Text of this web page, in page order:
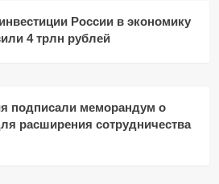
России в экономику
4 трлн рублей
подписали меморандум о
расширения сотрудничества